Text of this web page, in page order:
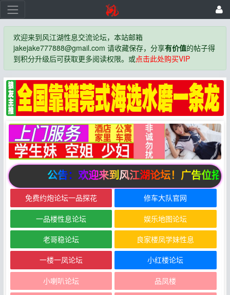
欢迎来到风江湖性息交流论坛，本站邮箱
jakejake777888@gmail.com 请收藏保存，分享有价值的帖子得
到积分升级后可获取更多阅读权限。或点击此处购买VIP
公告：欢迎来到风江湖论坛！广告位招商
免费约炮论坛一品探花 修车大队官网
一品楼性息论坛 娱乐地图论坛
老哥稳论坛 良家楼凤学妹性息
一楼一凤论坛 小红楼论坛
小喇叭论坛 品凤楼